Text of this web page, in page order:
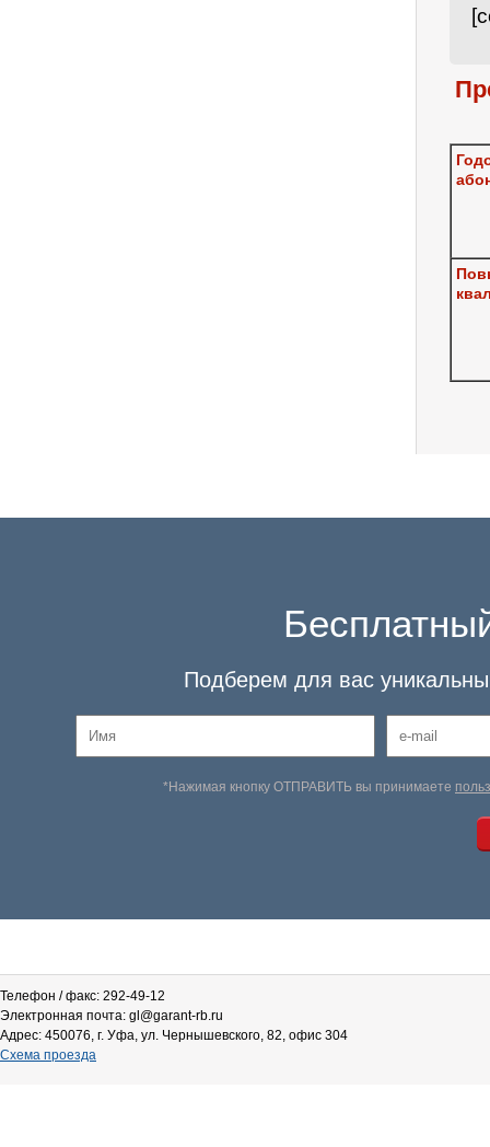
Подберем для вас
*Нажимая кнопку ОТПРАВИТЬ вы принимаете
Телефон / факс: 292-49-12
Электронная почта: gl@garant-rb.ru
Адрес: 450076, г. Уфа, ул. Чернышевского, 82, офис 304
Схема проезда